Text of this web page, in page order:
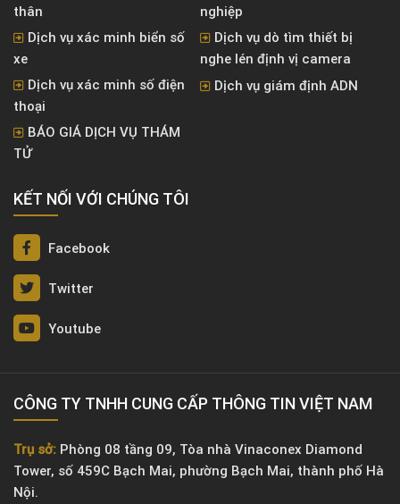
thân
nghiệp
Dịch vụ xác minh biển số
xe
Dịch vụ dò tìm thiết bị
nghe lén định vị camera
Dịch vụ xác minh số điện
thoại
Dịch vụ giám định ADN
BÁO GIÁ DỊCH VỤ THÁM
TỬ
KẾT NỐI VỚI CHÚNG TÔI
Facebook
Twitter
Youtube
CÔNG TY TNHH CUNG CẤP THÔNG TIN VIỆT NAM
Trụ sở: Phòng 08 tầng 09, Tòa nhà Vinaconex Diamond
Tower, số 459C Bạch Mai, phường Bạch Mai, thành phố Hà
Nội.